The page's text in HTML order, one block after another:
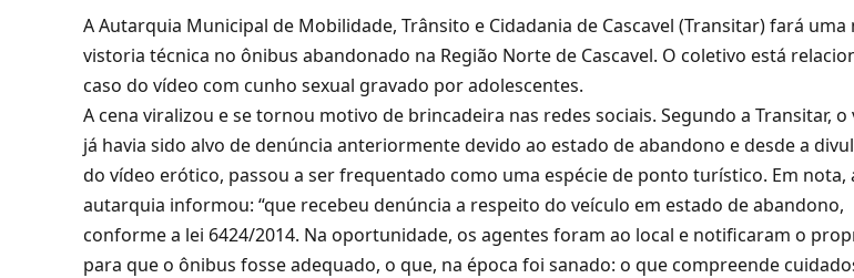
A Autarquia Municipal de Mobilidade, Trânsito e Cidadania de Cascavel (Transitar) fará uma
vistoria técnica no ônibus abandonado na Região Norte de Cascavel. O coletivo está
caso do vídeo com cunho sexual gravado por adolescentes.
A cena viralizou e se tornou motivo de brincadeira nas redes sociais. Segundo a Transitar, o
já havia sido alvo de denúncia anteriormente devido ao estado de abandono e desde a
do vídeo erótico, passou a ser frequentado como uma espécie de ponto turístico. Em nota,
autarquia informou: “que recebeu denúncia a respeito do veículo em estado de abandono,
conforme a lei 6424/2014. Na oportunidade, os agentes foram ao local e notificaram o
para que o ônibus fosse adequado, o que, na época foi sanado: o que compreende